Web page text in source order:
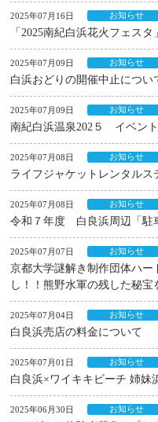
2025年07月16日 お知らせ
「2025南紀白浜花火フェス
2025年07月09日 お知らせ
白浜おどりの開催中止につい
2025年07月09日 お知らせ
南紀白浜温泉202５ イベン
2025年07月08日 お知らせ
ライフジャケットレンタル
2025年07月08日 お知らせ
令和７年度 白良浜周辺「駐
2025年07月07日 お知らせ
京都大学謎解き制作団体ハ
し！！熊野水軍の残した秘宝
2025年07月04日 お知らせ
白良浜売店の料金について
2025年07月01日 お知らせ
白良浜×ワイキキビーチ 姉妹
2025年06月30日 お知らせ